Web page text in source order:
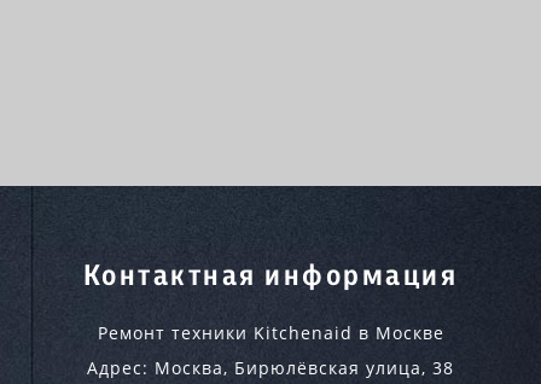
Контактная информация
Ремонт техники Kitchenaid в Москве
Адрес: Москва, Бирюлёвская улица, 38